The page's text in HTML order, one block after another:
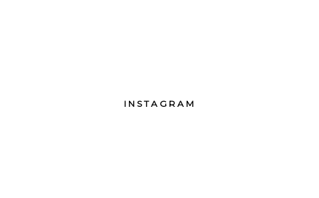
INSTAGRAM